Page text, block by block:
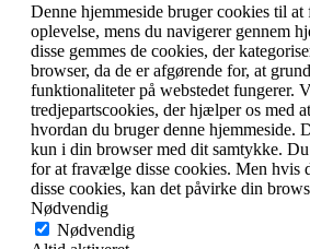
Denne hjemmeside bruger cookies til at
oplevelse, mens du navigerer gennem
disse gemmes de cookies, der
browser, da de er afgørende for, at
funktionaliteter på webstedet fungerer.
tredjepartscookies, der hjælper os med
hvordan du bruger denne hjemmeside.
kun i din browser med dit samtykke.
for at fravælge disse cookies. Men hvis
disse cookies, kan det påvirke din
Nødvendig
Nødvendig